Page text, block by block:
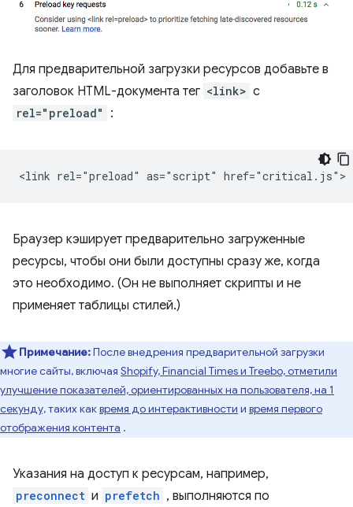
Для предварительной загрузки ресурсов добавьте в
заголовок HTML-документа тег <link> с
rel="preload" :
Браузер кэширует предварительно загруженные
ресурсы, чтобы они были доступны сразу же, когда
это необходимо. (Он не выполняет скрипты и не
применяет таблицы стилей.)
Примечание:После внедрения предварительной загрузки
многие сайты, включая Shopify, Financial Times и Treebo, отметили
улучшение показателей, ориентированных на пользователя, на 1
секунду,таких каквремя до интерактивности и время первого
отображения контента .
Указания на доступ к ресурсам, например,
preconnect и prefetch , выполняются по